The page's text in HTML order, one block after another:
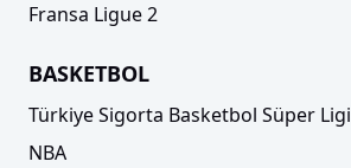
Fransa Ligue 2
BASKETBOL
Türkiye Sigorta Basketbol Süper Ligi
NBA